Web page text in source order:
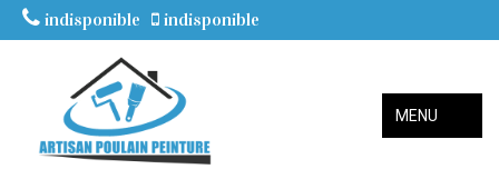
indisponible indisponible
MENU